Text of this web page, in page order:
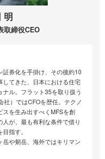
明
取締役CEO
券化を手掛け、その後約10
てきた、日本における住宅
ル。フラット35を取り扱う
社）ではCFOを歴任。テクノ
スを生み出すべくMFSを創
が、最も有利な条件で借り
指す。
や剱岳、海外ではキリマン